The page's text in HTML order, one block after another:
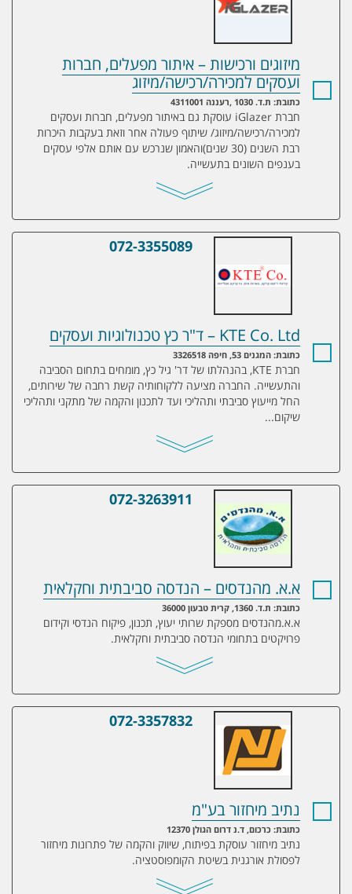
מיזוגים ורכישות – איתור מפעלים, חברות
ועסקים למכירה/רכישה/מיזוג
כתובת: ת.ד. 1030 ,רעננה 4311001
חברת iGlazer עוסקת גם באיתור מפעלים, חברות ועסקים
למכירה/רכישה/מיזוג/ שיתוף פעולה אחר וזאת בעקבות היכרות
רבת השנים (30 שנים)והאמון שנרכש עם אותם אלפי עסקים
בענפים השונים בתעשייה.
KTE Co. Ltd – ד"ר כץ טכנולוגיות ועסקים
072-3355089
KTE Co. Ltd – ד"ר כץ טכנולוגיות ועסקים
כתובת: המגנים 53, חיפה 3326518
חברת KTE, בהנהלתו של דר' גיל כץ, מומחים בתחום הסביבה
והתעשייה. החברה מציעה ללקוחותיה קשת רחבה של שירותים,
החל מייעוץ סביבתי ותהליכי ועד לתכנון והקמה של מתקני ותהליכי
שיקום...
א.א. מהנדסים – הנדסה סביבתית וחקלאית
072-3263911
א.א. מהנדסים – הנדסה סביבתית וחקלאית
כתובת: ת.ד. 1360, קרית טבעון 36000
א.א.מהנדסים מספקת שרותי יעוץ, תכנון, פיקוח הנדסי וקידום
פרויקטים בתחומי הנדסה סביבתית וחקלאית.
נתיב מיחזור בע"מ
072-3357832
נתיב מיחזור בע"מ
כתובת: כרכום, ד.נ דרום הגולן 12370
נתיב מיחזור עוסקת בפיתוח, שיווק והקמה של פתרונות מיחזור
לפסולת אורגנית בשיטת הקומפוסטציה.